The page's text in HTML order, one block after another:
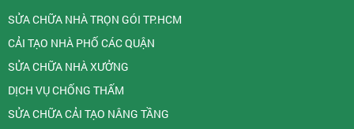
SỬA CHỮA NHÀ TRỌN GÓI TP.HCM
CẢI TẠO NHÀ PHỐ CÁC QUẬN
SỬA CHỮA NHÀ XƯỞNG
DỊCH VỤ CHỐNG THẤM
SỬA CHỮA CẢI TẠO NÂNG TẦNG